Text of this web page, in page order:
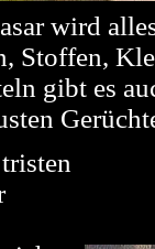
wird
Stoffen,
gibt es